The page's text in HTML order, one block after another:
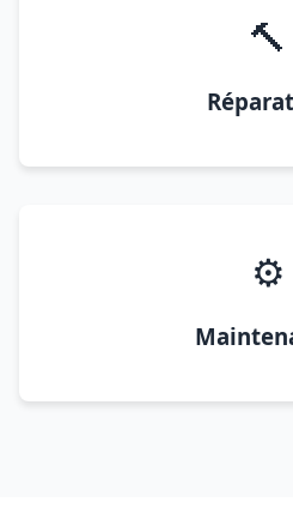
🔨
⚙️